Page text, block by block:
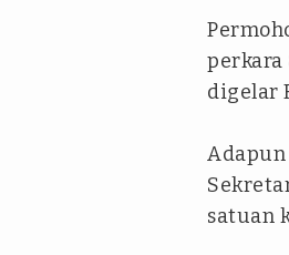
perkara
digelar
satuan